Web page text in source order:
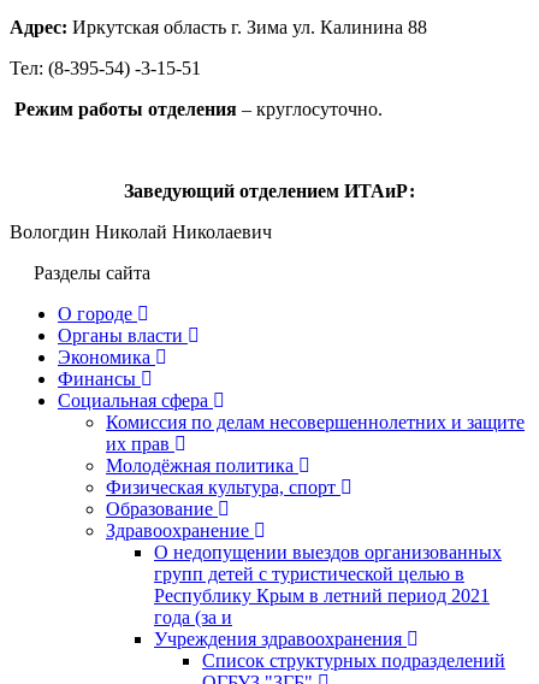
Адрес: Иркутская область г. Зима ул. Калинина 88
Тел: (8-395-54) -3-15-51
Режим работы отделения – круглосуточно.
Заведующий отделением ИТАиР:
Вологдин Николай Николаевич
Разделы сайта
О городе
Органы власти
Экономика
Финансы
Социальная сфера
Комиссия по делам несовершеннолетних и защите
их прав
Молодёжная политика
Физическая культура, спорт
Образование
Здравоохранение
О недопущении выездов организованных
групп детей с туристической целью в
Республику Крым в летний период 2021
года (за и
Учреждения здравоохранения
Список структурных подразделений